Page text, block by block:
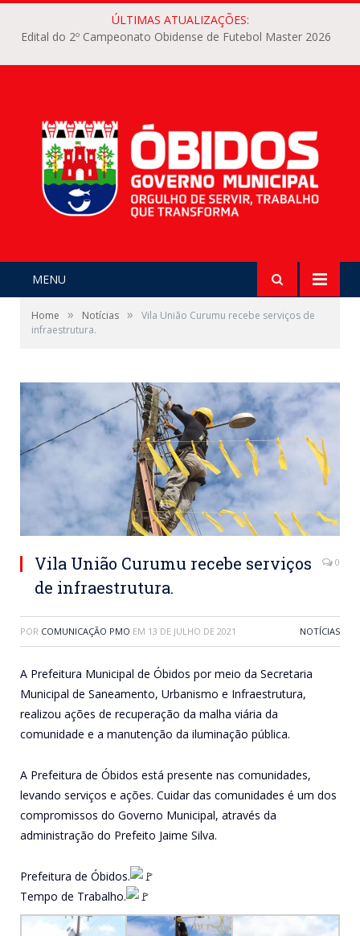
ÚLTIMAS ATUALIZAÇÕES:
Edital do 2º Campeonato Obidense de Futebol Master 2026
MENU
Home » Notícias »
Vila União Curumu recebe serviços de
infraestrutura.
Vila União Curumu recebe serviços
de infraestrutura.
0
POR COMUNICAÇÃO PMO EM 13 DE JULHO DE 2021 NOTÍCIAS
A Prefeitura Municipal de Óbidos por meio da Secretaria
Municipal de Saneamento, Urbanismo e Infraestrutura,
realizou ações de recuperação da malha viária da
comunidade e a manutenção da iluminação pública.
A Prefeitura de Óbidos está presente nas comunidades,
levando serviços e ações. Cuidar das comunidades é um dos
compromissos do Governo Municipal, através da
administração do Prefeito Jaime Silva.
Prefeitura de Óbidos.
Tempo de Trabalho.